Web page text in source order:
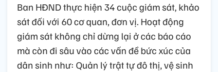
Ban HĐND thực hiện 34 cuộc giám sát, khảo
sát đối với 60 cơ quan, đơn vị. Hoạt động
giám sát không chỉ dừng lại ở các báo cáo
mà còn đi sâu vào các vấn đề bức xúc của
dân sinh như: Quản lý trật tự đô thị, vệ sinh